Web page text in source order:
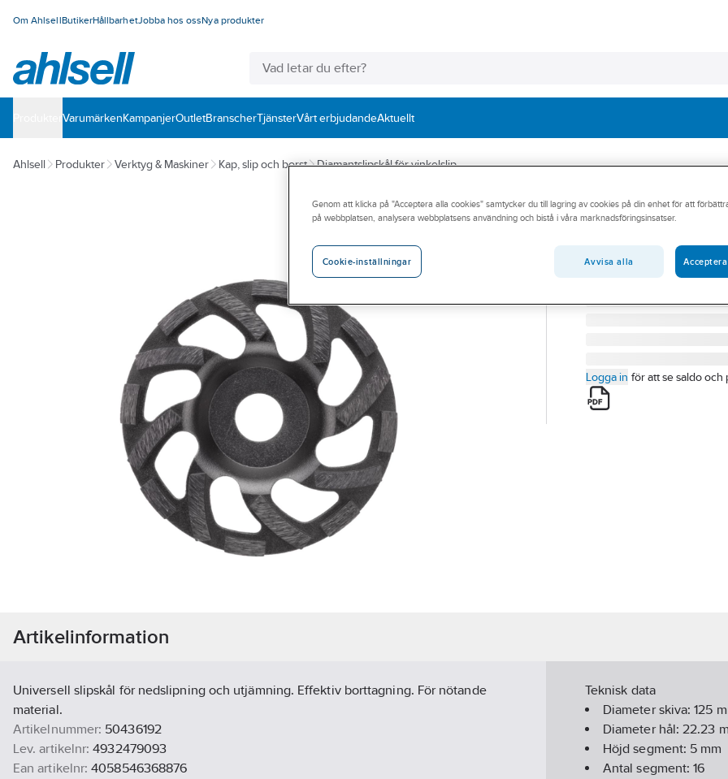
Om AhlsellButikerHållbarhetJobba hos ossNya produkter
VarumärkenKampanjerOutletBranscherTjänsterVårt erbjudandeAktuellt
Ahlsell Produkter Verktyg & Maskiner Kap, slip och borst Diamantslipskål för vinkelslip
Diamantslipskål
DIAMANTSLIPSKÅL
50436192
Lev. artikelnr:
4932479093
Logga in för att se saldo och
Artikelinformation
Universell slipskål för nedslipning och utjämning. Effektiv borttagning. För nötande
material.
Artikelnummer: 50436192
Lev. artikelnr: 4932479093
Ean artikelnr: 4058546368876
Teknisk data
Diameter skiva:125
Diameter hål:22.23
Höjd segment: 5 mm
Antal segment:16
Genom att klicka på "Acceptera alla cookies" samtycker du till lagring av cookies på din enhet för att
på webbplatsen, analysera webbplatsens användning och bistå i våra marknadsföringsinsatser.
Cookie-inställningar Avvisa alla